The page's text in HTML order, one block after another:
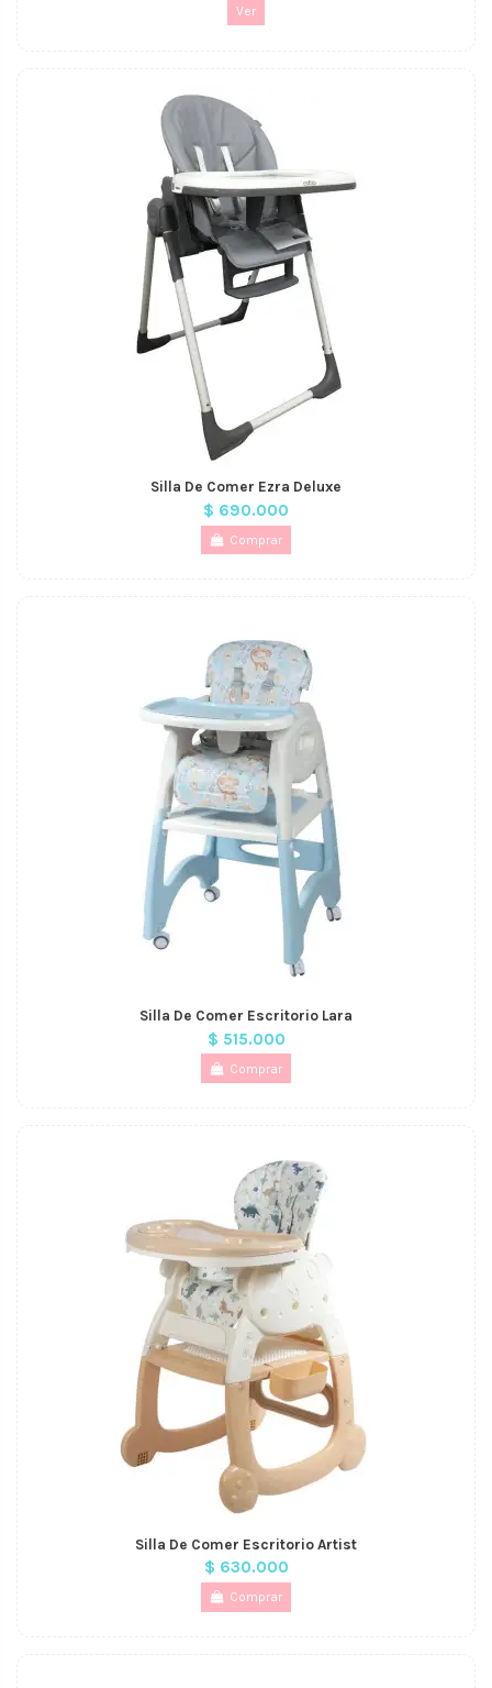
Ver
Silla De Comer Ezra Deluxe
$ 690.000
Comprar
Silla De Comer Escritorio Lara
$ 515.000
Comprar
Silla De Comer Escritorio Artist
$ 630.000
Comprar